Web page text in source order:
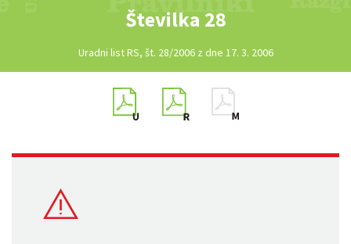
Številka 28
Uradni list RS, št. 28/2006 z dne 17. 3. 2006